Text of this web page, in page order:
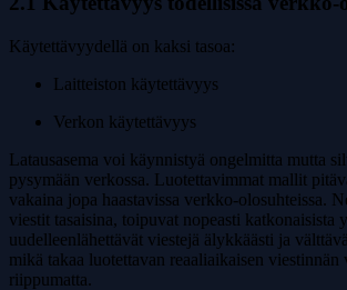
Käytettävyydellä on kaksi tasoa:
Laitteiston käytettävyys
Verkon käytettävyys
Latausasema voi käynnistyä ongelmitta mutta
pysymään verkossa. Luotettavimmat mallit
vakaina jopa haastavissa verkko-olosuhteissa.
viestit tasaisina, toipuvat nopeasti katkonaisista
uudelleenlähettävät viestejä älykkäästi ja
mikä takaa luotettavan reaaliaikaisen viestinnän
riippumatta.